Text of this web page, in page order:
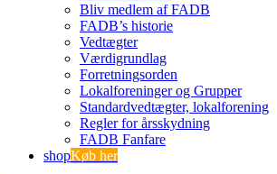
Bliv medlem af FADB
FADB’s historie
Vedtægter
Værdigrundlag
Forretningsorden
Lokalforeninger og Grupper
Standardvedtægter, lokalforening
Regler for årsskydning
FADB Fanfare
shopKøb her